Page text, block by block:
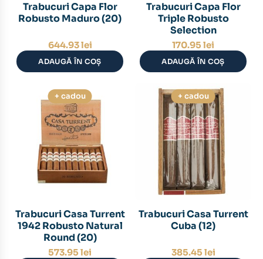
Trabucuri Capa Flor
Robusto Maduro (20)
644.93lei
ADAUGĂ ÎN COȘ
Trabucuri Capa Flor
Triple Robusto
Selection
170.95 lei
ADAUGĂ ÎN COȘ
+ cadou
Trabucuri Casa Turrent
1942 Robusto Natural
Round (20)
573.95 lei
+ cadou
Trabucuri Casa Turrent
Cuba (12)
385.45 lei